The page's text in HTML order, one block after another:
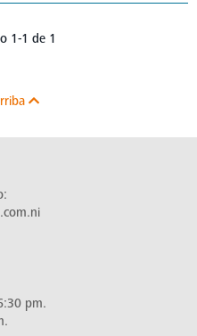
1-1 de 1
pm.